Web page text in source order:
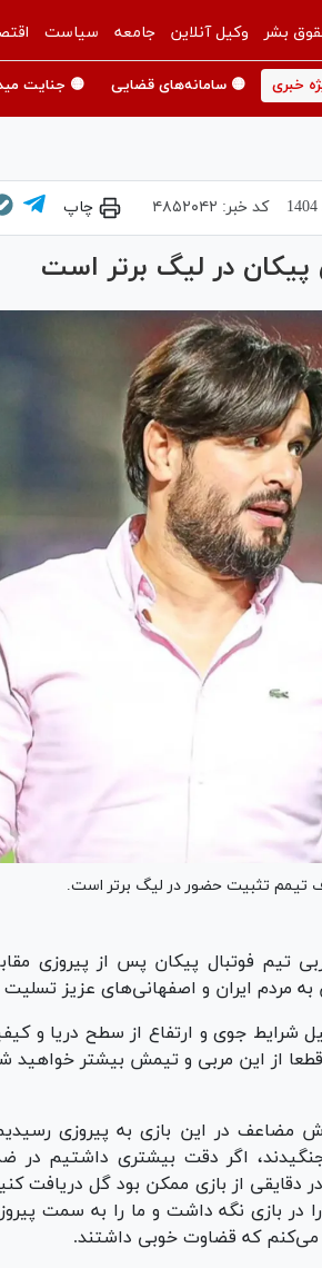
بشر وکیل آنلاین جامعه سیاست
خبری 🟡 سامانه‌های قضایی 🟡 جنایت
کد خبر: ۴۸۵۲۰۴۲ چاپ
پیکان در لیگ برتر است
تثبیت حضور در لیگ‌ برتر است.
تیم فوتبال پیکان پس از پیروزی
مردم ایران و اصفهانی‌های عزیز
شرایط جوی و ارتفاع از سطح دریا و
قطعا از این مربی و تیمش بیشتر
مضاعف در این بازی به پیروزی
جنگیدند، اگر دقت بیشتری داشتیم
در دقایقی از بازی ممکن بود گل دریافت
بازی نگه داشت و ما را به سمت
می‌کنم که قضاوت خوبی داشتند.